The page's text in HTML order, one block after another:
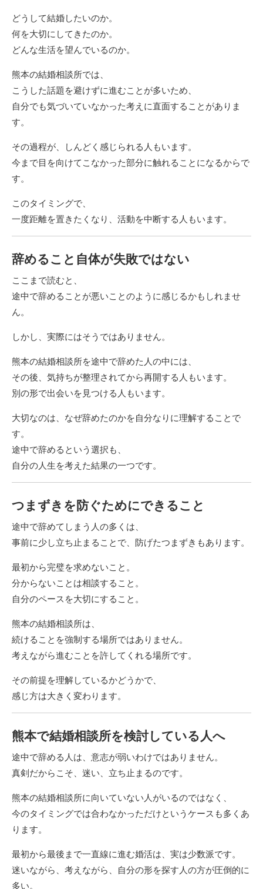
どうして結婚したいのか。
何を大切にしてきたのか。
どんな生活を望んでいるのか。
熊本の結婚相談所では、
こうした話題を避けずに進むことが多いため、
自分でも気づいていなかった考えに直面することがありま
す。
その過程が、しんどく感じられる人もいます。
今まで目を向けてこなかった部分に触れることになるからで
す。
このタイミングで、
一度距離を置きたくなり、活動を中断する人もいます。
辞めること自体が失敗ではない
ここまで読むと、
途中で辞めることが悪いことのように感じるかもしれませ
ん。
しかし、実際にはそうではありません。
熊本の結婚相談所を途中で辞めた人の中には、
その後、気持ちが整理されてから再開する人もいます。
別の形で出会いを見つける人もいます。
大切なのは、なぜ辞めたのかを自分なりに理解することで
す。
途中で辞めるという選択も、
自分の人生を考えた結果の一つです。
つまずきを防ぐためにできること
途中で辞めてしまう人の多くは、
事前に少し立ち止まることで、防げたつまずきもあります。
最初から完璧を求めないこと。
分からないことは相談すること。
自分のペースを大切にすること。
熊本の結婚相談所は、
続けることを強制する場所ではありません。
考えながら進むことを許してくれる場所です。
その前提を理解しているかどうかで、
感じ方は大きく変わります。
熊本で結婚相談所を検討している人へ
途中で辞める人は、意志が弱いわけではありません。
真剣だからこそ、迷い、立ち止まるのです。
熊本の結婚相談所に向いていない人がいるのではなく、
今のタイミングでは合わなかっただけというケースも多くあ
ります。
最初から最後まで一直線に進む婚活は、実は少数派です。
迷いながら、考えながら、自分の形を探す人の方が圧倒的に
多い。